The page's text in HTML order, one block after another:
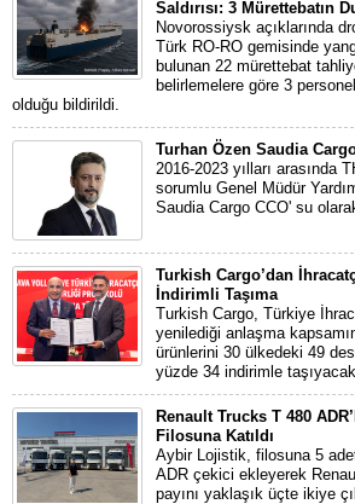
Saldırısı: 3 Mürettebatın
Novorossiysk açıklarında
Türk RO-RO gemisinde
bulunan 22 mürettebat
belirlemelere göre 3
olduğu bildirildi.
Turhan Özen Saudia
2016-2023 yılları arasında
sorumlu Genel Müdür
Saudia Cargo CCO' su
Turkish Cargo’dan
İndirimli Taşıma
Turkish Cargo, Türkiye
yenilediği anlaşma
ürünlerini 30 ülkedeki 49
yüzde 34 indirimle taşıyacak.
Renault Trucks T 480
Filosuna Katıldı
Aybir Lojistik, filosuna 5
ADR çekici ekleyerek
payını yaklaşık üçte ikiye